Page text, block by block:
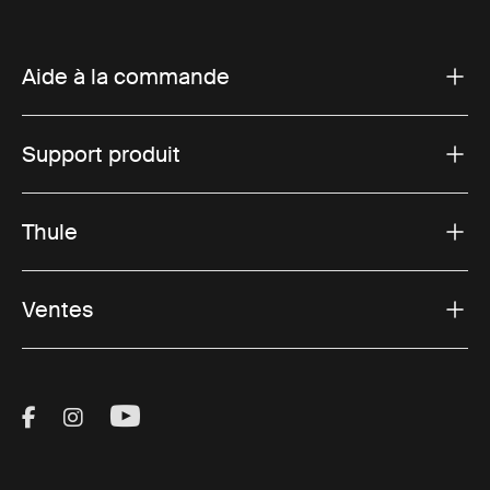
Aide à la commande
Support produit
Thule
Ventes
Visit Thule on Facebook (external link)
Visit Thule on Instagram (external link)
Visit Thule on Youtube (external